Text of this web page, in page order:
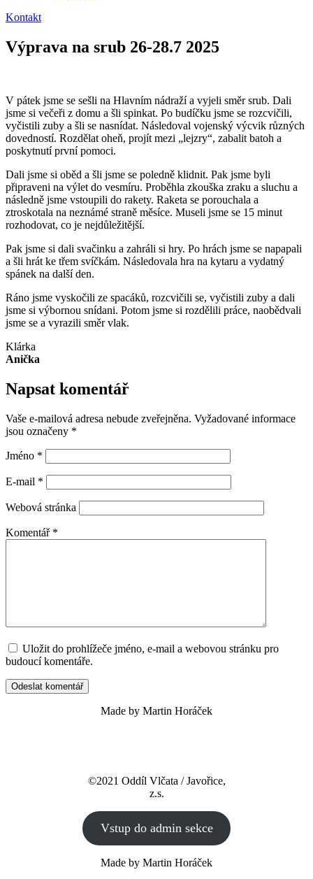
Kontakt
Výprava na srub 26-28.7 2025
V pátek jsme se sešli na Hlavním nádraží a vyjeli směr srub. Dali
jsme si večeři z domu a šli spinkat. Po budíčku jsme se rozcvičili,
vyčistili zuby a šli se nasnídat. Následoval vojenský výcvik různých
dovedností. Rozdělat oheň, projít mezi „lejzry“, zabalit batoh a
poskytnutí první pomoci.
Dali jsme si oběd a šli jsme se poledně klidnit. Pak jsme byli
připraveni na výlet do vesmíru. Proběhla zkouška zraku a sluchu a
následně jsme vstoupili do rakety. Raketa se porouchala a
ztroskotala na neznámé straně měsíce. Museli jsme se 15 minut
rozhodovat, co je nejdůležitější.
Pak jsme si dali svačinku a zahráli si hry. Po hrách jsme se napapali
a šli hrát ke třem svíčkám. Následovala hra na kytaru a vydatný
spánek na další den.
Ráno jsme vyskočili ze spacáků, rozcvičili se, vyčistili zuby a dali
jsme si výbornou snídani. Potom jsme si rozdělili práce, naobědvali
jsme se a vyrazili směr vlak.
Klárka
Anička
Napsat komentář
Vaše e-mailová adresa nebude zveřejněna. Vyžadované informace
jsou označeny *
Jméno *
E-mail *
Webová stránka
Komentář *
Uložit do prohlížeče jméno, e-mail a webovou stránku pro
budoucí komentáře.
Made by Martin Horáček
©2021 Oddíl Vlčata / Javořice,
z.s.
Vstup do admin sekce
Made by Martin Horáček